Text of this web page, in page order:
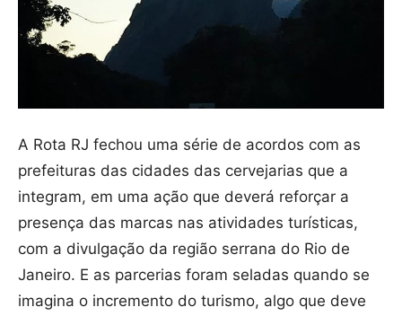
A Rota RJ fechou uma série de acordos com as
prefeituras das cidades das cervejarias que a
integram, em uma ação que deverá reforçar a
presença das marcas nas atividades turísticas,
com a divulgação da região serrana do Rio de
Janeiro. E as parcerias foram seladas quando se
imagina o incremento do turismo, algo que deve